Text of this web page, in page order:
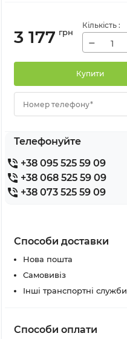
3 177 грн
Кількість :
−
Купити
Номер телефону*
Телефонуйте
+38 095 525 59 09
+38 068 525 59 09
+38 073 525 59 09
Способи доставки
Нова пошта
Самовивіз
Інші транспортні служби
Способи оплати